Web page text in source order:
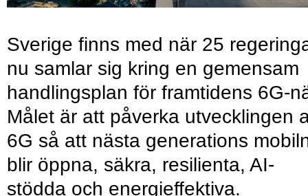
Sverige finns med när 25
nu samlar sig kring en gemensam
handlingsplan för framtidens 6G-
Målet är att påverka utvecklingen
6G så att nästa generations
blir öppna, säkra, resilienta, AI-
stödda och energieffektiva.